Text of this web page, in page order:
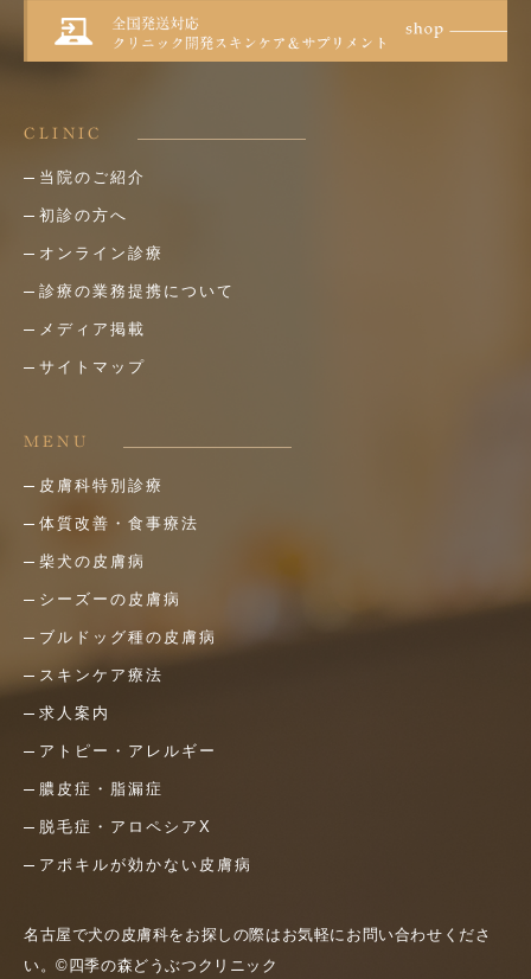
CLINIC
当院のご紹介
初診の方へ
オンライン診療
診療の業務提携について
メディア掲載
サイトマップ
MENU
皮膚科特別診療
体質改善・食事療法
柴犬の皮膚病
シーズーの皮膚病
ブルドッグ種の皮膚病
スキンケア療法
求人案内
アトピー・アレルギー
膿皮症・脂漏症
脱毛症・アロペシアX
アポキルが効かない皮膚病
名古屋で犬の皮膚科をお探しの際はお気軽にお問い合わせくださ
い。©四季の森どうぶつクリニック